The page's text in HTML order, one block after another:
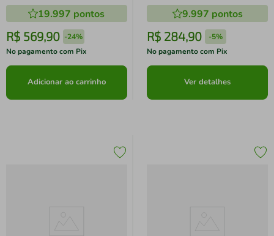
19.997 pontos
R$ 569,90 -24%
No pagamento com Pix
Adicionar ao carrinho
9.997 pontos
R$ 284,90 -5%
No pagamento com Pix
Ver detalhes